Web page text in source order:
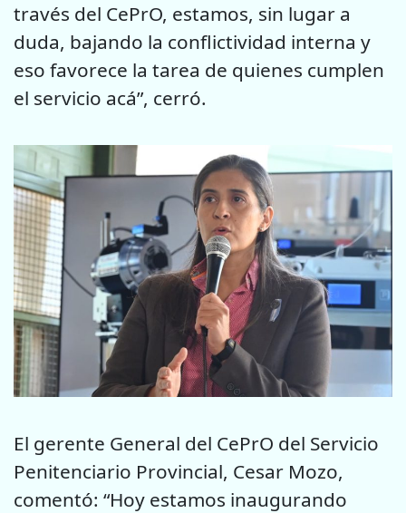
través del CePrO, estamos, sin lugar a
duda, bajando la conflictividad interna y
eso favorece la tarea de quienes cumplen
el servicio acá”, cerró.
El gerente General del CePrO del Servicio
Penitenciario Provincial, Cesar Mozo,
comentó: “Hoy estamos inaugurando